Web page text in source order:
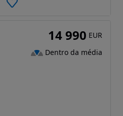
14 990 EUR
Dentro da média